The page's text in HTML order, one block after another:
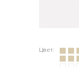
Цвет: